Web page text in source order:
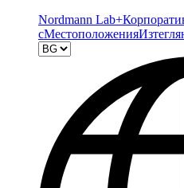
Nordmann Lab+
сМестоположения